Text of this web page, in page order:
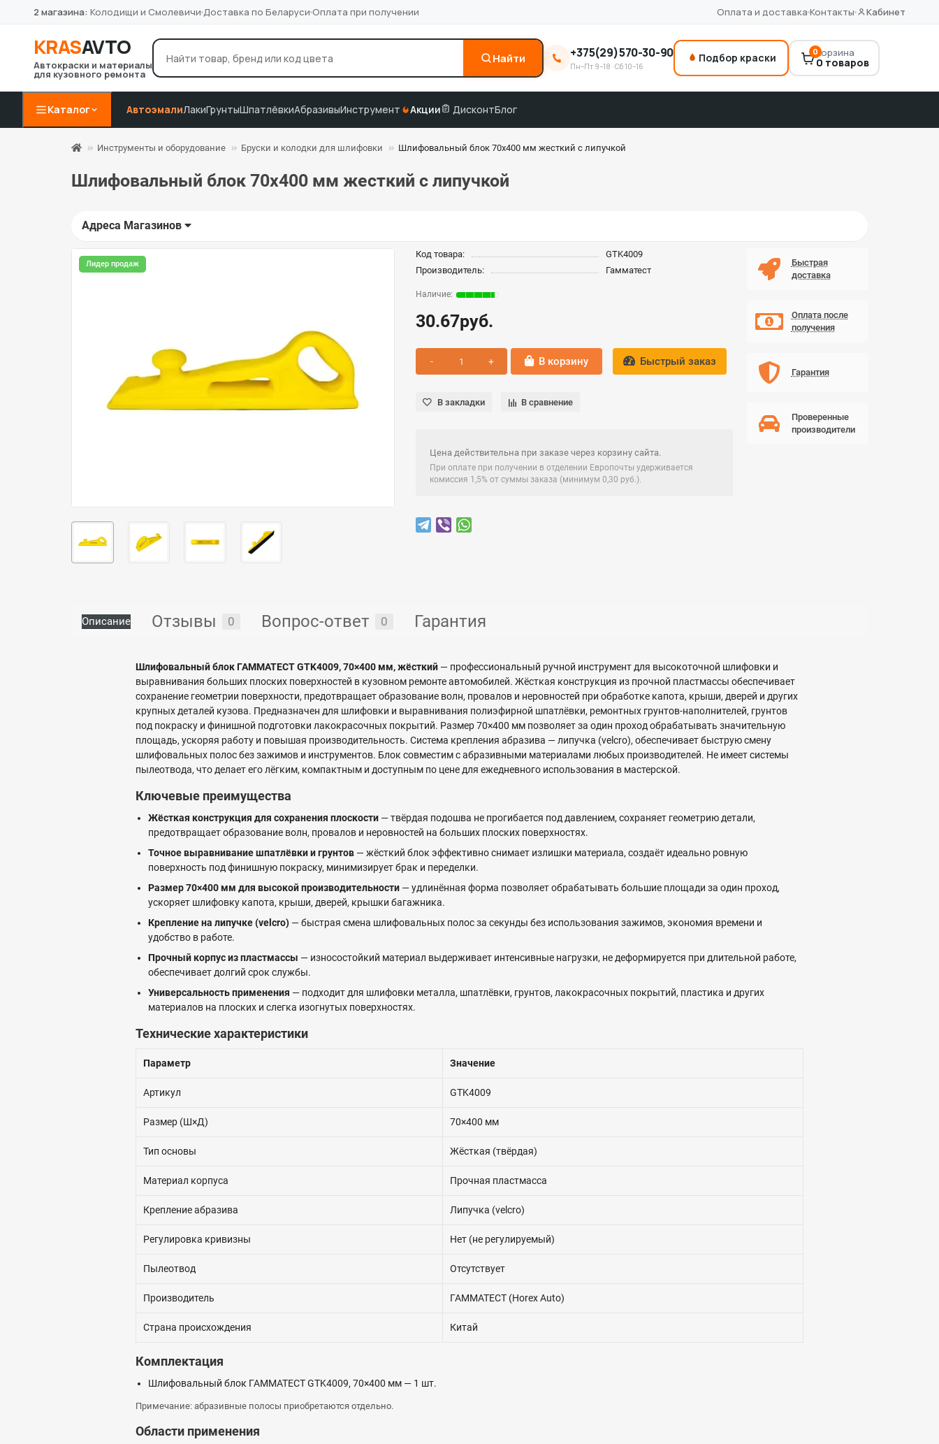
2 магазина: Колодищи и Смолевичи Доставка по Беларуси Оплата при получении Оплата и доставка Контакты Кабинет
KRASAVTO
Автокраски и материалы
для кузовного ремонта
Найти
Например: лак Novol грунт 4+1 P80 3M краска по коду подбор по VIN
+375(29)570-30-90
Пн–Пт 9–18 · Сб 10–16
Подбор краски 0Корзина
0 товаров
Каталог АвтоэмалиЛакиГрунтыШпатлёвкиАбразивыИнструмент Акции ДисконтБлог
Инструменты и оборудование Бруски и колодки для шлифовки Шлифовальный блок 70х400 мм жесткий с липучкой
Шлифовальный блок 70х400 мм жесткий с липучкой
Адреса Магазинов
Лидер продаж
Код товара:
GTK4009
Производитель:
Гамматест
30.67руб.
В корзину Быстрый заказ
В закладки В сравнение
Цена действительна при заказе через корзину сайта.
При оплате при получении в отделении Европочты удерживается
комиссия 1,5% от суммы заказа (минимум 0,30 руб.).
Быстрая
доставка
Оплата после
получения
Гарантия
Проверенные
производители
Описание Отзывы 0 Вопрос-ответ 0 Гарантия
Шлифовальный блок ГАММАТЕСТ GTK4009, 70×400 мм, жёсткий — профессиональный ручной инструмент для высокоточной шлифовки и
выравнивания больших плоских поверхностей в кузовном ремонте автомобилей. Жёсткая конструкция из прочной пластмассы обеспечивает
сохранение геометрии поверхности, предотвращает образование волн, провалов и неровностей при обработке капота, крыши, дверей и других
крупных деталей кузова. Предназначен для шлифовки и выравнивания полиэфирной шпатлёвки, ремонтных грунтов-наполнителей, грунтов
под покраску и финишной подготовки лакокрасочных покрытий. Размер 70×400 мм позволяет за один проход обрабатывать значительную
площадь, ускоряя работу и повышая производительность. Система крепления абразива — липучка (velcro), обеспечивает быструю смену
шлифовальных полос без зажимов и инструментов. Блок совместим с абразивными материалами любых производителей. Не имеет системы
пылеотвода, что делает его лёгким, компактным и доступным по цене для ежедневного использования в мастерской.
Ключевые преимущества
Жёсткая конструкция для сохранения плоскости — твёрдая подошва не прогибается под давлением, сохраняет геометрию детали,
предотвращает образование волн, провалов и неровностей на больших плоских поверхностях.
Точное выравнивание шпатлёвки и грунтов — жёсткий блок эффективно снимает излишки материала, создаёт идеально ровную
поверхность под финишную покраску, минимизирует брак и переделки.
Размер 70×400 мм для высокой производительности — удлинённая форма позволяет обрабатывать большие площади за один проход,
ускоряет шлифовку капота, крыши, дверей, крышки багажника.
Крепление на липучке (velcro) — быстрая смена шлифовальных полос за секунды без использования зажимов, экономия времени и
удобство в работе.
Прочный корпус из пластмассы — износостойкий материал выдерживает интенсивные нагрузки, не деформируется при длительной работе,
обеспечивает долгий срок службы.
Универсальность применения — подходит для шлифовки металла, шпатлёвки, грунтов, лакокрасочных покрытий, пластика и других
материалов на плоских и слегка изогнутых поверхностях.
Технические характеристики
Параметр Значение
Артикул GTK4009
Размер (Ш×Д) 70×400 мм
Тип основы Жёсткая (твёрдая)
Материал корпуса Прочная пластмасса
Крепление абразива Липучка (velcro)
Регулировка кривизны Нет (не регулируемый)
Пылеотвод Отсутствует
Производитель ГАММАТЕСТ (Horex Auto)
Страна происхождения Китай
Комплектация
Шлифовальный блок ГАММАТЕСТ GTK4009, 70×400 мм — 1 шт.
Примечание: абразивные полосы приобретаются отдельно.
Области применения